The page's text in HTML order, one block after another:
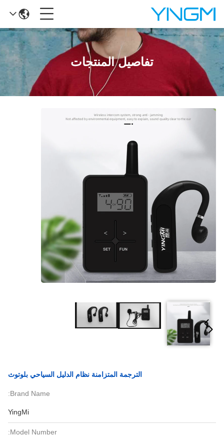
تفاصيل المنتجات
الترجمة المتزامنة نظام الدليل السياحي بلوتوث
Brand Name:
YingMi
Model Number: